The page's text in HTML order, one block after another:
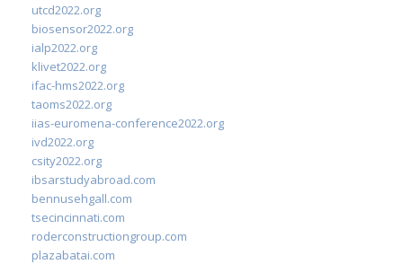
utcd2022.org
biosensor2022.org
ialp2022.org
klivet2022.org
ifac-hms2022.org
taoms2022.org
iias-euromena-conference2022.org
ivd2022.org
csity2022.org
ibsarstudyabroad.com
bennusehgall.com
tsecincinnati.com
roderconstructiongroup.com
plazabatai.com